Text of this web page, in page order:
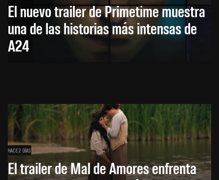
El nuevo trailer de Primetime muestra
una de las historias más intensas de
A24
HACE 2 DÍAS
El trailer de Mal de Amores enfrenta